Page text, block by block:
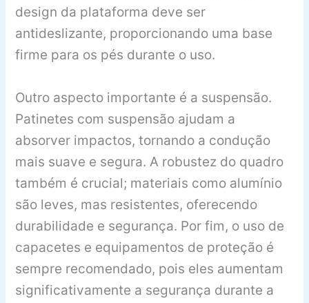
design da plataforma deve ser
antideslizante, proporcionando uma base
firme para os pés durante o uso.
Outro aspecto importante é a suspensão.
Patinetes com suspensão ajudam a
absorver impactos, tornando a condução
mais suave e segura. A robustez do quadro
também é crucial; materiais como alumínio
são leves, mas resistentes, oferecendo
durabilidade e segurança. Por fim, o uso de
capacetes e equipamentos de proteção é
sempre recomendado, pois eles aumentam
significativamente a segurança durante a